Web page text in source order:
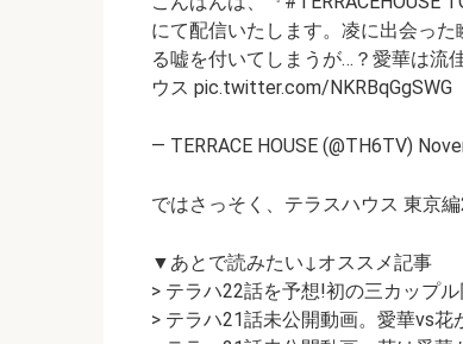
にて配信いたします。凌に出会っ
る嘘を付いてしまうが…？愛華は流
ウス pic.twitter.com/NKRBqGgSWG
— TERRACE HOUSE (@TH6TV)
ではさっそく、テラスハウス 東京
▼あとで読みたい↓オススメ記事
> テラハ22話を予想!初の三カップ
> テラハ21話未公開動画。愛華vs花